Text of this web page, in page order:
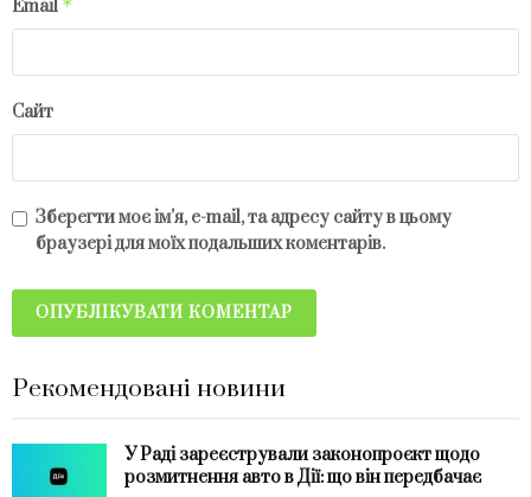
Email *
Сайт
Зберегти моє ім'я, e-mail, та адресу сайту в цьому
браузері для моїх подальших коментарів.
Рекомендовані новини
У Раді зареєстрували законопроєкт щодо
розмитнення авто в Дії: що він передбачає